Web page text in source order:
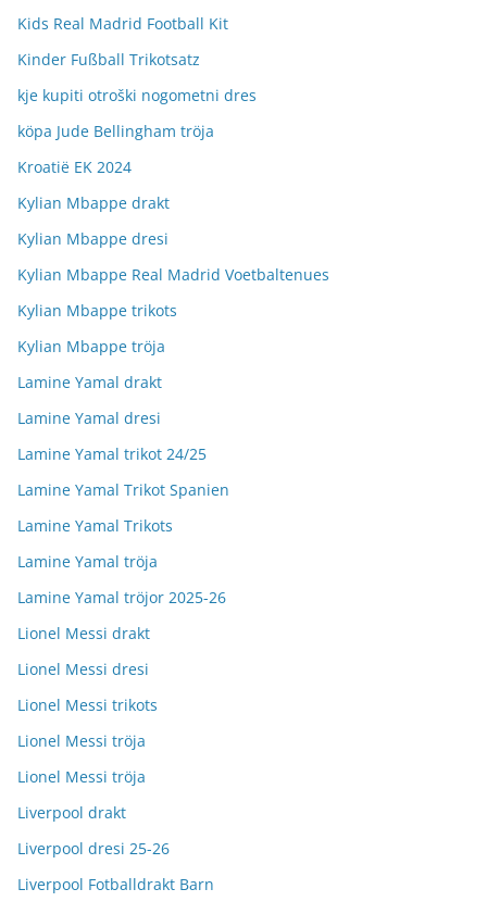
Kids Real Madrid Football Kit
Kinder Fußball Trikotsatz
kje kupiti otroški nogometni dres
köpa Jude Bellingham tröja
Kroatië EK 2024
Kylian Mbappe drakt
Kylian Mbappe dresi
Kylian Mbappe Real Madrid Voetbaltenues
Kylian Mbappe trikots
Kylian Mbappe tröja
Lamine Yamal drakt
Lamine Yamal dresi
Lamine Yamal trikot 24/25
Lamine Yamal Trikot Spanien
Lamine Yamal Trikots
Lamine Yamal tröja
Lamine Yamal tröjor 2025-26
Lionel Messi drakt
Lionel Messi dresi
Lionel Messi trikots
Lionel Messi tröja
Lionel Messi tröja
Liverpool drakt
Liverpool dresi 25-26
Liverpool Fotballdrakt Barn